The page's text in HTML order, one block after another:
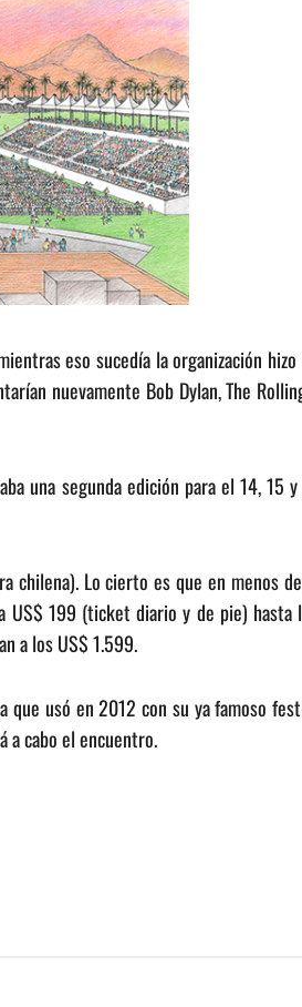
eso sucedía la organización
nuevamente Bob Dylan, The
una segunda edición para el 14, 15
chilena). Lo cierto es que en menos
US$ 199 (ticket diario y de pie) hasta
a los US$ 1.599.
usó en 2012 con su ya famoso
a cabo el encuentro.